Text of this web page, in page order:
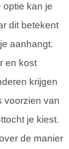
optie kan je
dit betekent
aanhangt.
en kost
krijgen
voorzien van
je kiest.
de manier